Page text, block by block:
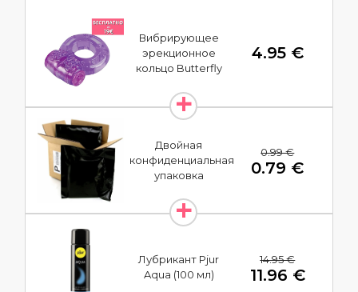
Вибрирующее
эрекционное
кольцо Butterfly
4.95 €
Двойная
конфиденциальная
упаковка
0.99 €
0.79 €
Лубрикант Pjur
Aqua (100 мл)
14.95 €
11.96 €